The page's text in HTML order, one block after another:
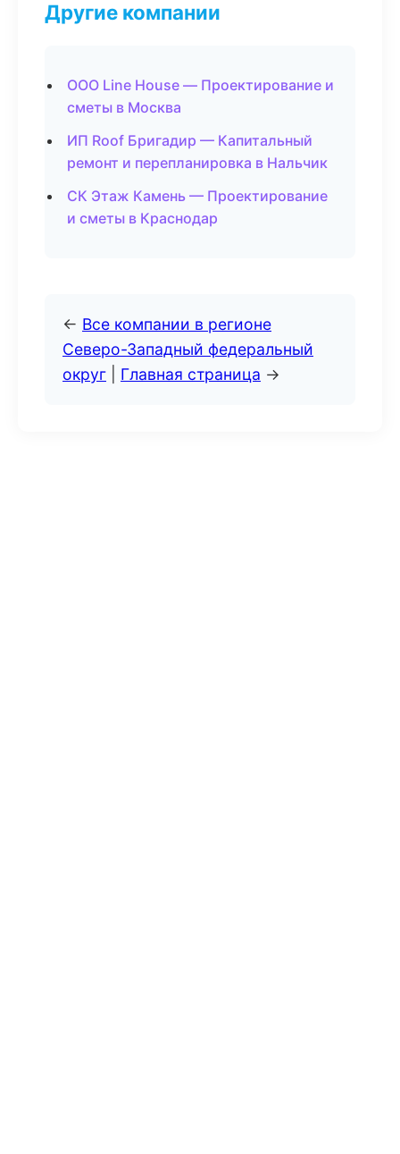
Другие компании
ООО Line House — Проектирование и
сметы в Москва
ИП Roof Бригадир — Капитальный
ремонт и перепланировка в Нальчик
СК Этаж Камень — Проектирование
и сметы в Краснодар
← Все компании в регионе
Северо-Западный федеральный
округ
Главная страница →